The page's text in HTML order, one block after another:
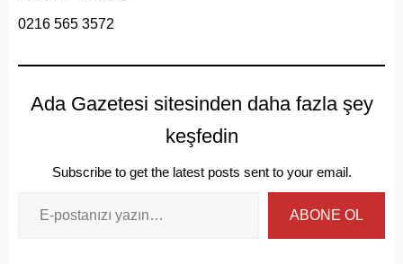
0216 565 3572
Ada Gazetesi sitesinden daha fazla şey
keşfedin
Subscribe to get the latest posts sent to your email.
ABONE OL